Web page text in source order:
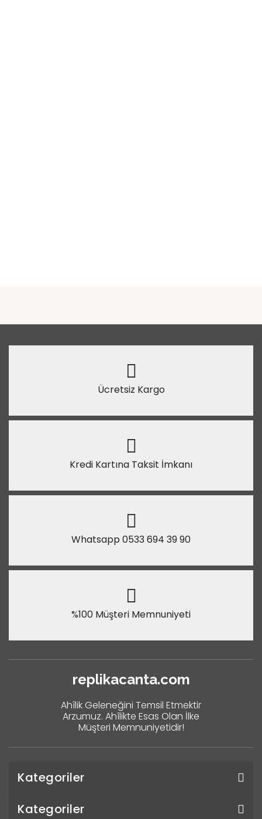
Ücretsiz Kargo
Kredi Kartına Taksit İmkanı
Whatsapp 0533 694 39 90
%100 Müşteri Memnuniyeti
replikacanta.com
Ahîlik Geleneğini Temsil Etmektir
Arzumuz. Ahîlikte Esas Olan İlke
Müşteri Memnuniyetidir!
Kategoriler
Kategoriler